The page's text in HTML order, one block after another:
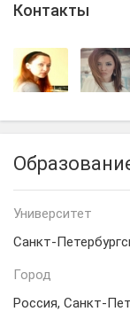
Контакты
Университет
Санкт-
Город
Россия, Санкт-